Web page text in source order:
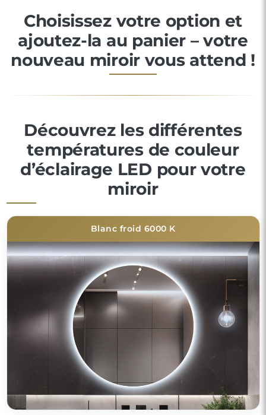
Choisissez votre option et
ajoutez-la au panier – votre
nouveau miroir vous attend !
Découvrez les différentes
températures de couleur
d’éclairage LED pour votre
miroir
Blanc froid 6000 K